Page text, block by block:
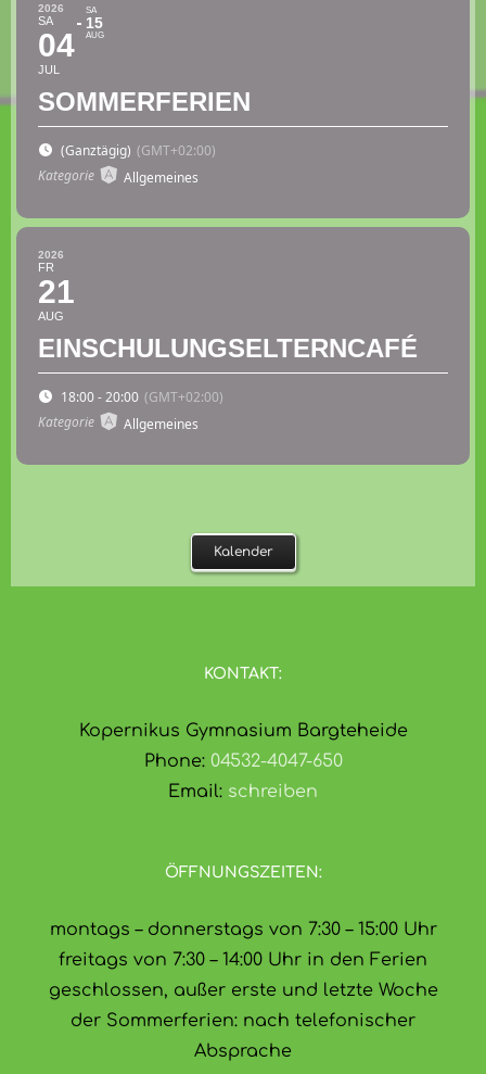
2026
SA
04
JUL
SA
15
AUG
SOMMERFERIEN
(Ganztägig) (GMT+02:00)
Kategorie
Allgemeines
2026
FR
21
AUG
EINSCHULUNGSELTERNCAFÉ
18:00 - 20:00 (GMT+02:00)
Kategorie
Allgemeines
Kalender
KONTAKT:
Kopernikus Gymnasium Bargteheide
Phone: 04532-4047-650
Email: schreiben
ÖFFNUNGSZEITEN:
montags – donnerstags von 7:30 – 15:00 Uhr
freitags von 7:30 – 14:00 Uhr in den Ferien
geschlossen, außer erste und letzte Woche
der Sommerferien: nach telefonischer
Absprache